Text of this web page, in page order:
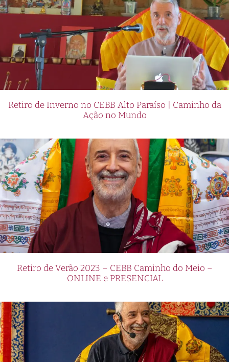
Retiro de Inverno no CEBB Alto Paraíso | Caminho da
Ação no Mundo
Retiro de Verão 2023 – CEBB Caminho do Meio –
ONLINE e PRESENCIAL